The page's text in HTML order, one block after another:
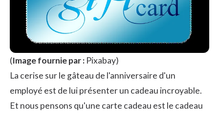
(Image fournie par : Pixabay)
La cerise sur le gâteau de l'anniversaire d'un
employé est de lui présenter un cadeau incroyable.
Et nous pensons qu'une carte cadeau est le cadeau